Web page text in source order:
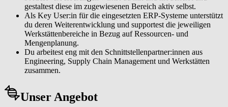
gestaltest diese im zugewiesenen Bereich aktiv selbst.
Als Key User:in für die eingesetzten ERP-Systeme unterstützt
du deren Weiterentwicklung und supportest die jeweiligen
Werkstättenbereiche in Bezug auf Ressourcen- und
Mengenplanung.
Du arbeitest eng mit den Schnittstellenpartner:innen aus
Engineering, Supply Chain Management und Werkstätten
zusammen.
Unser Angebot